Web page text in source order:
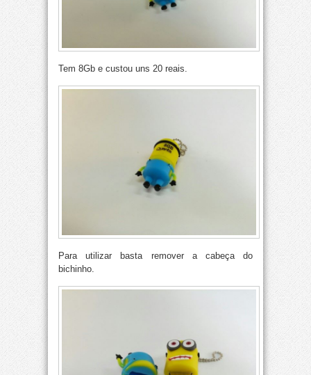
Tem 8Gb e custou uns 20 reais.
Para utilizar basta remover a cabeça do
bichinho.